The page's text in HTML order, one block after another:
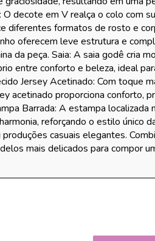
decote em V realça o colo com
diferentes formatos de rosto e
oferecem leve estrutura e
da peça. Saia: A saia godê cria
entre conforto e beleza, ideal
Jersey Acetinado: Com toque
acetinado proporciona conforto,
Barrada: A estampa localizada
reforçando o estilo único
casuais elegantes.
mais delicados para compor